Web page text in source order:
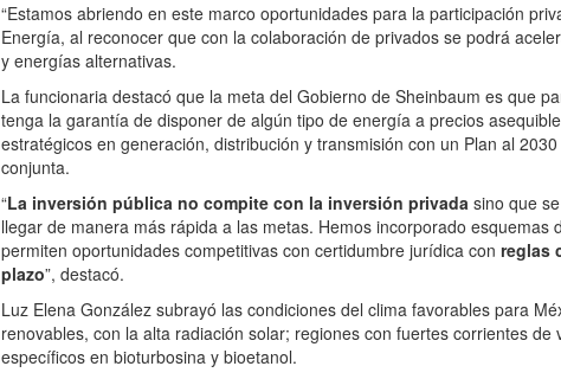
“Estamos abriendo en este marco oportunidades para la participación
Energía, al reconocer que con la colaboración de privados se podrá
y energías alternativas.
La funcionaria destacó que la meta del Gobierno de Sheinbaum es que
tenga la garantía de disponer de algún tipo de energía a precios
estratégicos en generación, distribución y transmisión con un Plan al
conjunta.
“La inversión pública no compite con la inversión privada sino que
llegar de manera más rápida a las metas. Hemos incorporado esquemas
permiten oportunidades competitivas con certidumbre jurídica con reglas
plazo”, destacó.
Luz Elena González subrayó las condiciones del clima favorables para
renovables, con la alta radiación solar; regiones con fuertes corrientes
específicos en bioturbosina y bioetanol.